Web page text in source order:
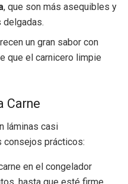
, que son más asequibles y
delgadas.
un gran sabor con
que el carnicero limpie
Carne
láminas casi
consejos prácticos:
en el congelador
hasta que esté firme